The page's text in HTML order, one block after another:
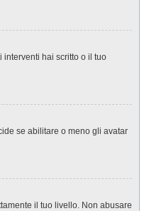
hai scritto o il tuo
se abilitare o meno gli avatar
il tuo livello. Non abusare